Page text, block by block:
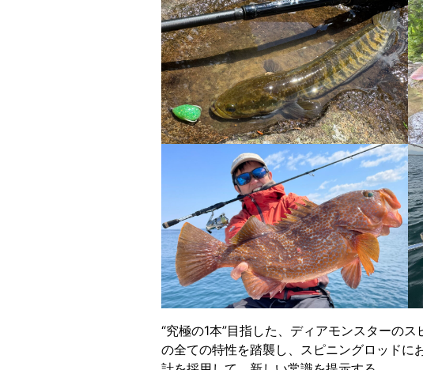
“究極の1本”目指した、ディアモンスターの
の全ての特性を踏襲し、スピニングロッドに